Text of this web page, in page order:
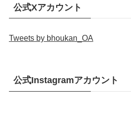
公式Xアカウント
Tweets by bhoukan_OA
公式Instagramアカウント